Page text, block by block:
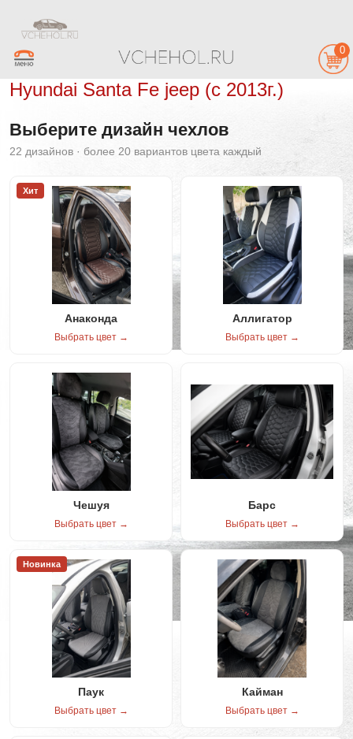
0
Hyundai Santa Fe jeep (с 2013г.)
Выберите дизайн чехлов
22 дизайнов · более 20 вариантов цвета каждый
Хит
Анаконда
Выбрать цвет →
Аллигатор
Выбрать цвет →
Чешуя
Выбрать цвет →
Барс
Выбрать цвет →
Новинка
Паук
Выбрать цвет →
Кайман
Выбрать цвет →